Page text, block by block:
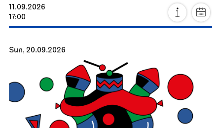
11.09.2026
17:00
Sun, 20.09.2026